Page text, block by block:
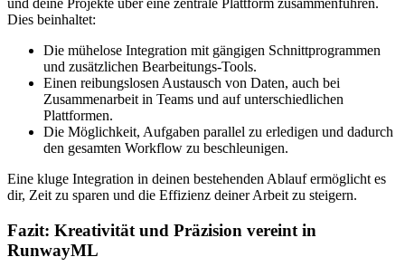
und deine Projekte über eine zentrale Plattform zusammenführen.
Dies beinhaltet:
Die mühelose Integration mit gängigen Schnittprogrammen
und zusätzlichen Bearbeitungs-Tools.
Einen reibungslosen Austausch von Daten, auch bei
Zusammenarbeit in Teams und auf unterschiedlichen
Plattformen.
Die Möglichkeit, Aufgaben parallel zu erledigen und dadurch
den gesamten Workflow zu beschleunigen.
Eine kluge Integration in deinen bestehenden Ablauf ermöglicht es
dir, Zeit zu sparen und die Effizienz deiner Arbeit zu steigern.
Fazit: Kreativität und Präzision vereint in
RunwayML